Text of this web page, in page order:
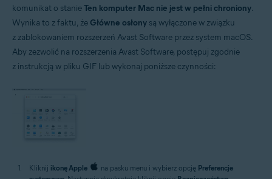
komunikat o stanieTen komputer Mac nie jest w pełni chroniony.
Wynika to z faktu, że Główne osłony są wyłączone w związku
z zablokowaniem rozszerzeń Avast Software przez system macOS.
Aby zezwolić na rozszerzenia Avast Software, postępuj zgodnie
z instrukcją w pliku GIF lub wykonaj poniższe czynności:
Kliknij ikonę Apple na pasku menu i wybierz opcję Preferencje